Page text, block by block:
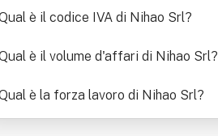
è il codice IVA di Nihao Srl?
è il volume d'affari di Nihao Srl?
è la forza lavoro di Nihao Srl?